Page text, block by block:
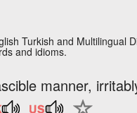
Turkish and Multilingual
and idioms.
manner,